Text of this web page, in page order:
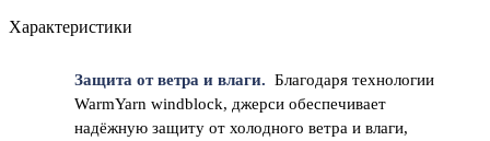
Характеристики
Защита от ветра и влаги. Благодаря технологии
WarmYarn windblock, джерси обеспечивает
надёжную защиту от холодного ветра и влаги,